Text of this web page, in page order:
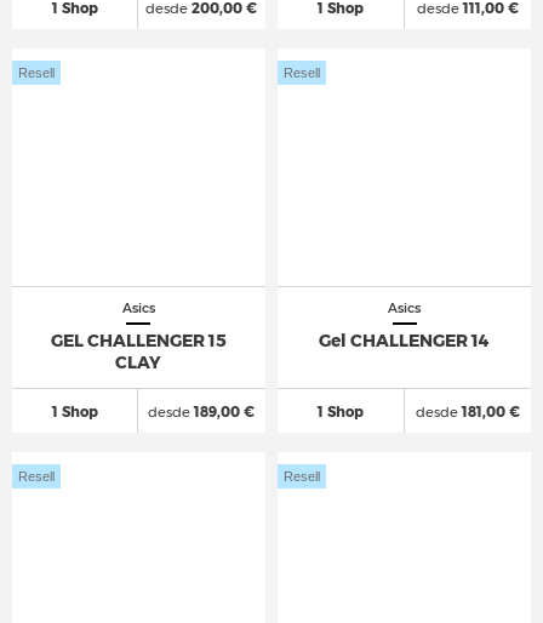
1 Shop desde 200,00 € 1 Shop desde111,00 €
Asics
GEL CHALLENGER 15
CLAY
1 Shop
Resell
desde189,00 €
Asics
Gel CHALLENGER 14
1 Shop
Resell
desde181,00 €
Resell Resell